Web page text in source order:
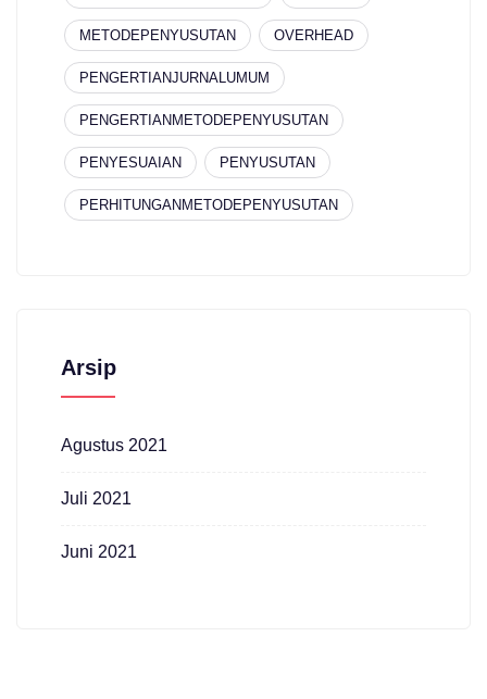
METODEPENYUSUTAN OVERHEAD
PENGERTIANJURNALUMUM
PENGERTIANMETODEPENYUSUTAN
PENYESUAIAN PENYUSUTAN
PERHITUNGANMETODEPENYUSUTAN
Arsip
Agustus 2021
Juli 2021
Juni 2021